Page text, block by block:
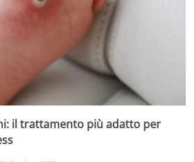
il trattamento più adatto per